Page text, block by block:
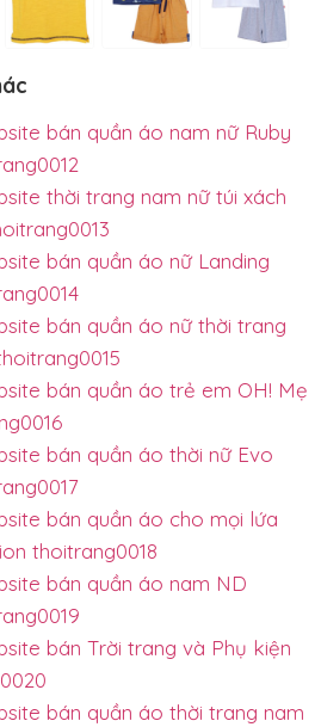
bán quần áo nam nữ Ruby
thời trang nam nữ túi xách
bán quần áo nữ Landing
bán quần áo nữ thời trang
bán quần áo trẻ em OH! Mẹ
bán quần áo thời nữ Evo
bán quần áo cho mọi lứa
thoitrang0018
bán quần áo nam ND
bán Trời trang và Phụ kiện
bán quần áo thời trang nam